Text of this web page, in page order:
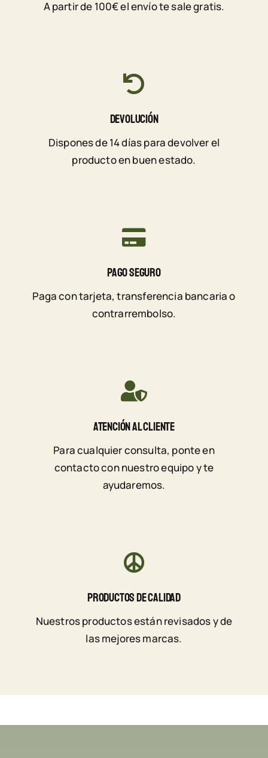
A partir de 100€ el envío te sale gratis.
Devolución
Dispones de 14 días para devolver el
producto en buen estado.
Pago Seguro
Paga con tarjeta, transferencia bancaria o
contrarrembolso.
Atención Al Cliente
Para cualquier consulta, ponte en
contacto con nuestro equipo y te
ayudaremos.
Productos De Calidad
Nuestros productos están revisados y de
las mejores marcas.